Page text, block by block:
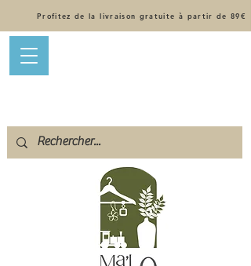
Profitez de la livraison gratuite à partir de 89€